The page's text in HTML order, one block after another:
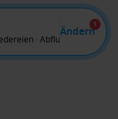
· Abflug von
Ändern
1